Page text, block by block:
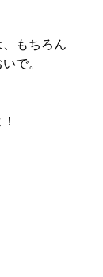
もちろん
で。
！